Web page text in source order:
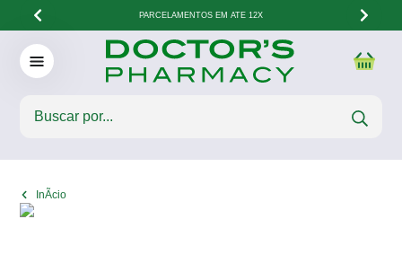
PARCELAMENTOS EM ATÉ 12X